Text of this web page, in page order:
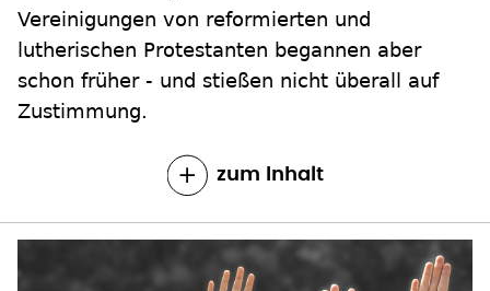
schon früher - und stießen nicht überall auf
Zustimmung.